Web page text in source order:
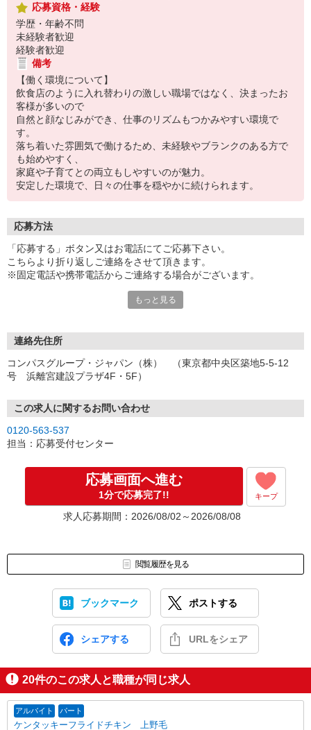
応募資格・経験
学歴・年齢不問
未経験者歓迎
経験者歓迎
備考
【働く環境について】
飲食店のように入れ替わりの激しい職場ではなく、決まったお
客様が多いので
自然と顔なじみができ、仕事のリズムもつかみやすい環境で
す。
落ち着いた雰囲気で働けるため、未経験やブランクのある方で
も始めやすく、
家庭や子育てとの両立もしやすいのが魅力。
安定した環境で、日々の仕事を穏やかに続けられます。
応募方法
「応募する」ボタン又はお電話にてご応募下さい。
こちらより折り返しご連絡をさせて頂きます。
※固定電話や携帯電話からご連絡する場合がございます。
［2］携帯のショートメッセージ（SMS）に質問フォームをお送り
メッセージに従ってご質問にご回答頂き、ご都合の良い面接日
程をご選択ください♪
連絡させて頂きます。
↓
［3］面接実施。履歴書（写真貼付）をお持ちください。
面接では仕事内容や職場についてなど、気になることやご希望は
［4］ 採用決定のご連絡。勤務開始日もお気軽にご相談ください。
【電話受付】
もっと見る
連絡先住所
コンパスグループ・ジャパン（株） （東京都中央区築地5-5-12
号 浜離宮建設プラザ4F・5F）
この求人に関するお問い合わせ
0120-563-537
担当：応募受付センター
応募画面へ進む
1分で応募完了!! キープ
求人応募期間：2026/08/02～2026/08/08
閲覧履歴を見る
ブックマーク ポストする
シェアする URLをシェア
20件のこの求人と職種が同じ求人
アルバイト パート
ケンタッキーフライドチキン 上野毛